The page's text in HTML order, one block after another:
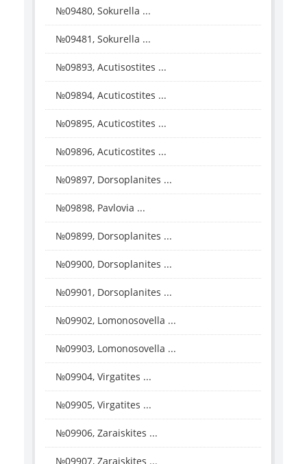
№09480, Sokurella ...
№09481, Sokurella ...
№09893, Acutisostites ...
№09894, Acuticostites ...
№09895, Acuticostites ...
№09896, Acuticostites ...
№09897, Dorsoplanites ...
№09898, Pavlovia ...
№09899, Dorsoplanites ...
№09900, Dorsoplanites ...
№09901, Dorsoplanites ...
№09902, Lomonosovella ...
№09903, Lomonosovella ...
№09904, Virgatites ...
№09905, Virgatites ...
№09906, Zaraiskites ...
№09907, Zaraiskites ...